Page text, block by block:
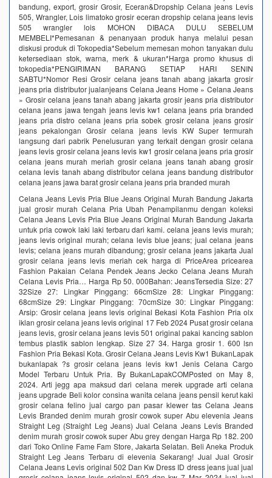
bandung, export, grosir Grosir, Eceran&Dropship Celana jeans Levis
505, Wrangler, Lois limatoko grosir eceran dropship celana jeans levis
505 wrangler lois MOHON DIBACA DULU SEBELUM
MEMBELI*Pemesanan & penanyaan produk hanya melalui pesan
diskusi produk di Tokopedia*Sebelum memesan mohon tanyakan dulu
ketersediaan stok, warna, merk & ukuran*Harga promo khusus di
tokopedia*PENGIRIMAN BARANG SETIAP HARI SENIN
SABTU*Nomor Resi Grosir celana jeans tanah abang jakarta grosir
jeans pria distributor jualanjeans Celana Jeans Home » Celana Jeans
» Grosir celana jeans tanah abang jakarta grosir jeans pria distributor
celana jeans jawa tengah jeans levis kw1 celana jeans pria branded
jeans pria distro celana jeans pria sobek grosir celana jeans grosir
jeans pekalongan Grosir celana jeans levis KW Super termurah
langsung dari pabrik‎ Penelusuran yang terkait dengan grosir celana
jeans levis grosir celana jeans levis kw1 grosir celana jeans pria grosir
celana jeans murah meriah grosir celana jeans tanah abang grosir
celana levis tanah abang distributor celana jeans bandung distributor
celana jeans jawa barat grosir celana jeans pria branded murah
Celana Jeans Levis Pria Blue Jeans Original Murah Bandung Jakarta
jual grosir murah Celana Pria Ubah Penampilanmu dengan koleksi
Celana Jeans Levis Pria Blue Jeans Original Murah Bandung Jakarta
untuk pria cowok laki laki terbaru dari kami. celana jeans levis murah;
jeans levis original murah; celana levis blue jeans; jual celana jeans
levis; celana jeans murah dibandung; grosir celana jeans jakarta Jual
grosir celana jeans levis meriah cek harga di PriceArea pricearea
Fashion Pakaian Celana Pendek Jeans Jecko Celana Jeans Murah
Celana Levis Pria… Harga Rp 50. 000Bahan: JeansTersedia Size: 27
32Size 27: Lingkar Pinggang: 66cmSize 28: Lingkar Pinggang:
68cmSize 29: Lingkar Pinggang: 70cmSize 30: Lingkar Pinggang:
Arsip: Grosir celana jeans levis original Bekasi Kota Fashion Pria olx
iklan grosir celana jeans levis original 17 Feb 2024 Pusat grosir celana
jeans levis, grosir celana jeans levis 501 original pakai kancing sablon
tembus plastik sablon lengkap. Size 27 34. Harga grosir 1. 600 lsn
Fashion Pria Bekasi Kota. Grosir Celana Jeans Levis Kw1 BukanLapak
bukanlapak ?s grosir celana jeans levis kw1 Jenis Celana Cargo
Model Terbaru Untuk Pria. By BukanLapakCOMPosted on May 8,
2024. Arti jegg apa maksud dari celana merek upgrade arti celana
jeans upgrade Beli kolor consina wanita celana jeans pensil kerut kaki
grosir celana felino jual cargo pan pasar klewer tas Celana Jeans
Levis Branded denim murah grosir cowok super Abu elevenia Jeans
Straight Leg (Straight Leg Jeans) Jual Celana Jeans Levis Branded
denim murah grosir cowok super Abu grey dengan Harga Rp 182. 200
dari Toko Online Fame Fam Store, Jakarta Selatan. Beli Aneka Produk
Straight Leg Jeans Terbaru di elevenia Sekarang! Jual Jual Grosir
Celana Jeans Levis original 502 Dan Kw Dress ID dress jeans jual jual